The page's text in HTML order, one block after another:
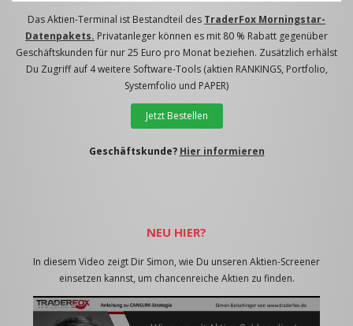
Das Aktien-Terminal ist Bestandteil des TraderFox Morningstar-
Datenpakets. Privatanleger können es mit 80 % Rabatt gegenüber
Geschäftskunden für nur 25 Euro pro Monat beziehen. Zusätzlich erhälst
Du Zugriff auf 4 weitere Software-Tools (aktien RANKINGS, Portfolio,
Systemfolio und PAPER)
Jetzt Bestellen
Geschäftskunde? Hier informieren
NEU HIER?
In diesem Video zeigt Dir Simon, wie Du unseren Aktien-Screener
einsetzen kannst, um chancenreiche Aktien zu finden.